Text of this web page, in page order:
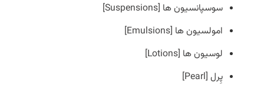
سوسپانسیون ها [Suspensions]
امولسیون ها [Emulsions]
لوسیون ها [Lotions]
پِرل [Pearl]